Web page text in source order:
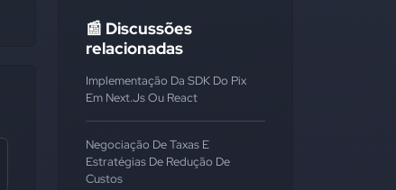
📰 Discussões
relacionadas
Implementação Da SDK Do Pix
Em Next.js Ou React
Negociação De Taxas E
Estratégias De Redução De
Custos